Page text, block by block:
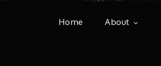
Home About